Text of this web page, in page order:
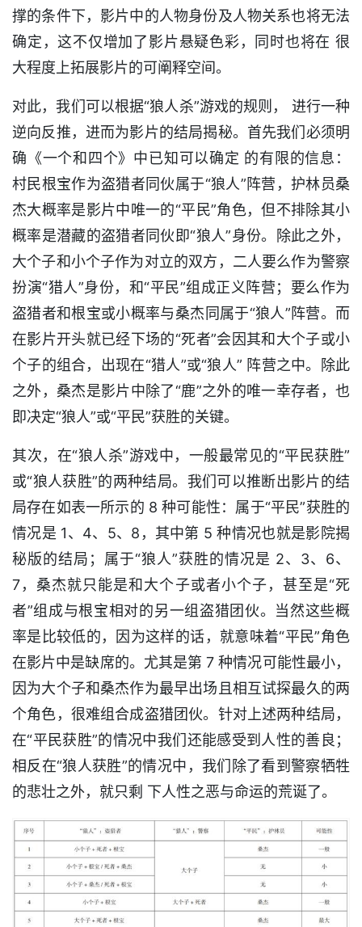
撑的条件下，影片中的人物身份及人物关系也将无法
确定，这不仅增加了影片悬疑色彩，同时也将在 很
大程度上拓展影片的可阐释空间。
对此，我们可以根据“狼人杀”游戏的规则， 进行一种
逆向反推，进而为影片的结局揭秘。首先我们必须明
确《一个和四个》中已知可以确定 的有限的信息：
村民根宝作为盗猎者同伙属于“狼人”阵营，护林员桑
杰大概率是影片中唯一的“平民”角色，但不排除其小
概率是潜藏的盗猎者同伙即“狼人”身份。除此之外，
大个子和小个子作为对立的双方，二人要么作为警察
扮演“猎人”身份，和“平民”组成正义阵营；要么作为
盗猎者和根宝或小概率与桑杰同属于“狼人”阵营。而
在影片开头就已经下场的“死者”会因其和大个子或小
个子的组合，出现在“猎人”或“狼人” 阵营之中。除此
之外，桑杰是影片中除了“鹿”之外的唯一幸存者，也
即决定“狼人”或“平民”获胜的关键。
其次，在“狼人杀”游戏中，一般最常见的“平民获胜”
或“狼人获胜”的两种结局。我们可以推断出影片的结
局存在如表一所示的 8 种可能性：属于“平民”获胜的
情况是 1、4、5、8，其中第 5 种情况也就是影院揭
秘版的结局；属于“狼人”获胜的情况是 2、3、6、
7，桑杰就只能是和大个子或者小个子，甚至是“死
者”组成与根宝相对的另一组盗猎团伙。当然这些概
率是比较低的，因为这样的话，就意味着“平民”角色
在影片中是缺席的。尤其是第 7 种情况可能性最小，
因为大个子和桑杰作为最早出场且相互试探最久的两
个角色，很难组合成盗猎团伙。针对上述两种结局，
在“平民获胜”的情况中我们还能感受到人性的善良；
相反在“狼人获胜”的情况中，我们除了看到警察牺牲
的悲壮之外，就只剩 下人性之恶与命运的荒诞了。